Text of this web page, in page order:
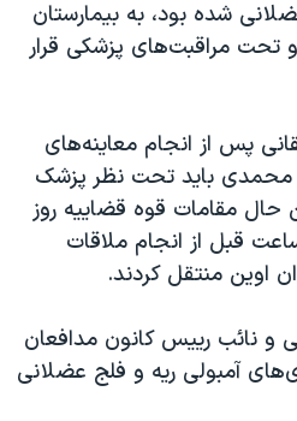
«سی‌پک»
عضلانی شده بود، به بیمارستان
تحت مراقبت‌های پزشکی قرار
پس از انجام معاینه‌های
محمدی باید تحت نظر پزشک
حال مقامات قوه قضاییه روز
۱۱ مرداد ماه و ۲ ساعت قبل از انجام ملاقات
اوین منتقل کردند.
نائب رییس کانون مدافعان
آمبولی ریه و فلج عضلانی